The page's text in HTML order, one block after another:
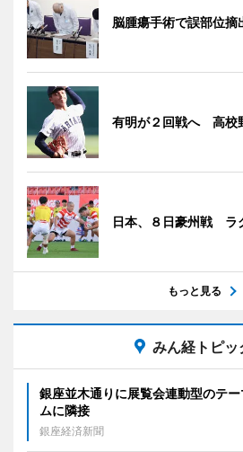
脳腫瘍手術で誤部位摘
有明が２回戦へ 高校
日本、８日豪州戦 ラ
もっと見る
みん経トピッ
銀座並木通りに展覧会連動型のテ
ムに隣接
銀座経済新聞